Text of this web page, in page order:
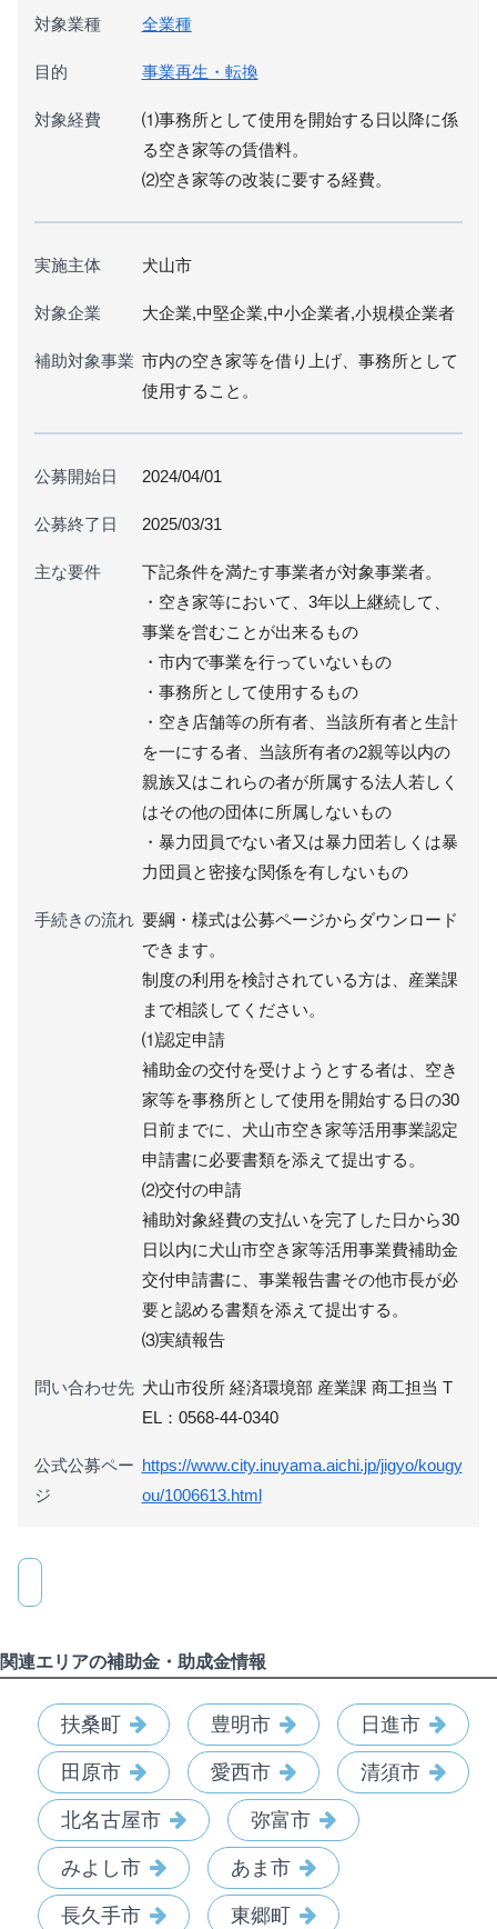
対象業種 全業種
目的 事業再生・転換
対象経費
⑴事務所として使用を開始する日以降に係
る空き家等の賃借料。
⑵空き家等の改装に要する経費。
実施主体 犬山市
対象企業 大企業,中堅企業,中小企業者,小規模企業者
補助対象事業 市内の空き家等を借り上げ、事務所として
使用すること。
公募開始日 2024/04/01
公募終了日 2025/03/31
主な要件
下記条件を満たす事業者が対象事業者。
・空き家等において、3年以上継続して、
事業を営むことが出来るもの
・市内で事業を行っていないもの
・事務所として使用するもの
・空き店舗等の所有者、当該所有者と生計
を一にする者、当該所有者の2親等以内の
親族又はこれらの者が所属する法人若しく
はその他の団体に所属しないもの
・暴力団員でない者又は暴力団若しくは暴
力団員と密接な関係を有しないもの
手続きの流れ 要綱・様式は公募ページからダウンロード
できます。
制度の利用を検討されている方は、産業課
まで相談してください。
⑴認定申請
補助金の交付を受けようとする者は、空き
家等を事務所として使用を開始する日の30
日前までに、犬山市空き家等活用事業認定
申請書に必要書類を添えて提出する。
⑵交付の申請
補助対象経費の支払いを完了した日から30
日以内に犬山市空き家等活用事業費補助金
交付申請書に、事業報告書その他市長が必
要と認める書類を添えて提出する。
⑶実績報告
問い合わせ先 犬山市役所 経済環境部 産業課 商工担当 T
EL：0568-44-0340
公式公募ペー
ジ
https://www.city.inuyama.aichi.jp/jigyo/kougy
ou/1006613.html
関連エリアの補助金・助成金情報
扶桑町 豊明市 日進市
田原市 愛西市 清須市
北名古屋市 弥富市
みよし市 あま市
長久手市 東郷町